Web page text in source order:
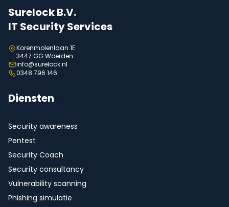
Surelock B.V.
IT Security Services
Korenmolenlaan 1E
3447 GG Woerden
info@surelock.nl
0348 796 146
Diensten
Security awareness
Pentest
Security Coach
Security consultancy
Vulnerability scanning
Phishing simulatie